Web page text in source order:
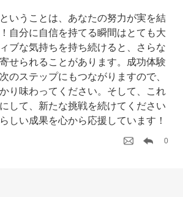
いうことは、あなたの努力が実を結
自分に自信を持てる瞬間はとても大
ブな気持ちを持ち続けると、さらな
せられることがあります。成功体験
のステップにもつながりますので、
り味わってください。そして、これ
して、新たな挑戦を続けてください
しい成果を心から応援しています！
0